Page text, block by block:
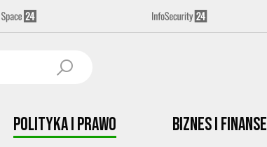
Polityka i prawo Biznes i Finanse